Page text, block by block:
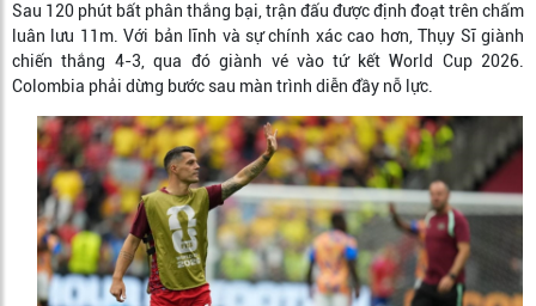
Sau 120 phút bất phân thắng bại, trận đấu được định đoạt trên chấm
luân lưu 11m. Với bản lĩnh và sự chính xác cao hơn, Thụy Sĩ giành
chiến thắng 4-3, qua đó giành vé vào tứ kết World Cup 2026.
Colombia phải dừng bước sau màn trình diễn đầy nỗ lực.